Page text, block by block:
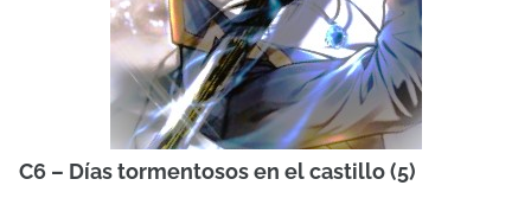
C6 – Días tormentosos en el castillo (5)